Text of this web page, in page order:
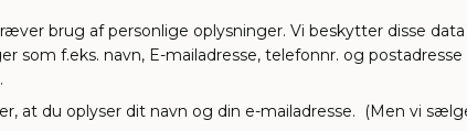
brug af personlige oplysninger. Vi beskytter disse
som f.eks. navn, E-mailadresse, telefonnr. og
at du oplyser dit navn og din e-mailadresse. (Men vi